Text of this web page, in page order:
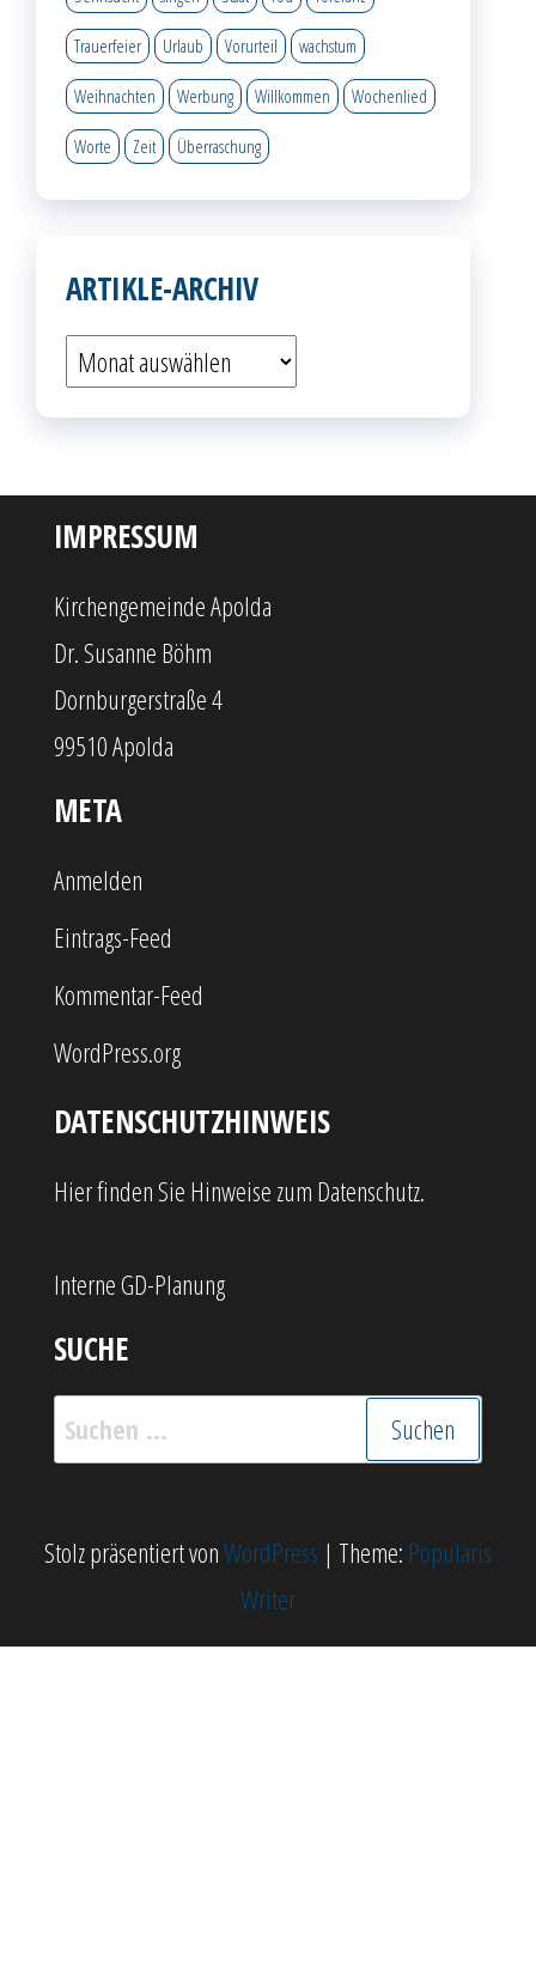
Trauerfeier Urlaub Vorurteil wachstum
Weihnachten Werbung Willkommen Wochenlied
Worte Zeit Überraschung
ARTIKLE-ARCHIV
Artikle-
IMPRESSUM
Kirchengemeinde Apolda
Dr. Susanne Böhm
Dornburgerstraße 4
99510 Apolda
META
Anmelden
Eintrags-Feed
Kommentar-Feed
WordPress.org
DATENSCHUTZHINWEIS
Hier finden Sie Hinweise zum Datenschutz.
Interne GD-Planung
SUCHE
Suchen
nach:
Stolz präsentiert vonWordPress | Theme: Popularis
Writer